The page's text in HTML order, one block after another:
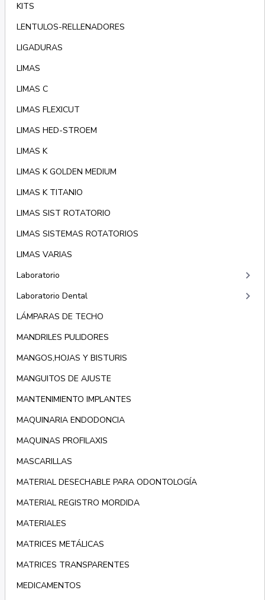
KITS
LENTULOS-RELLENADORES
LIGADURAS
LIMAS
LIMAS C
LIMAS FLEXICUT
LIMAS HED-STROEM
LIMAS K
LIMAS K GOLDEN MEDIUM
LIMAS K TITANIO
LIMAS SIST ROTATORIO
LIMAS SISTEMAS ROTATORIOS
LIMAS VARIAS
Laboratorio
keyboard_arrow_right
Laboratorio Dental keyboard_arrow_right
LÁMPARAS DE TECHO
MANDRILES PULIDORES
MANGOS,HOJAS Y BISTURIS
MANGUITOS DE AJUSTE
MANTENIMIENTO IMPLANTES
MAQUINARIA ENDODONCIA
MAQUINAS PROFILAXIS
MASCARILLAS
MATERIAL DESECHABLE PARA ODONTOLOGÍA
MATERIAL REGISTRO MORDIDA
MATERIALES
MATRICES METÁLICAS
MATRICES TRANSPARENTES
MEDICAMENTOS